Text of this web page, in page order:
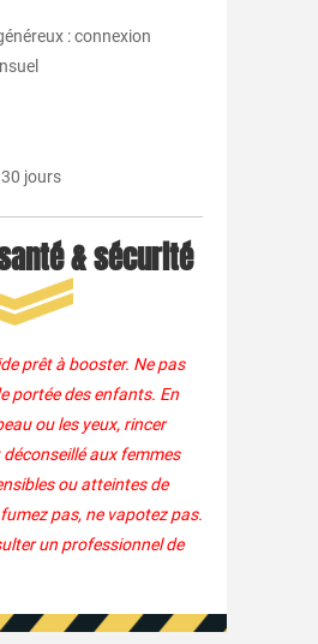
: connexion
jours
& sécurité
prêt à booster. Ne pas
portée des enfants. En
ou les yeux, rincer
aux femmes
ou atteintes de
pas, ne vapotez pas.
un professionnel de